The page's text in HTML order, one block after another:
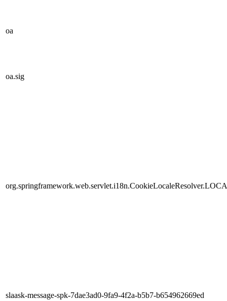
oa
oa.sig
slaask-message-spk-7dae3ad0-9fa9-4f2a-b5b7-b654962669ed